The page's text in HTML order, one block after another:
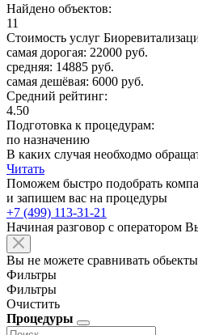
Найдено объектов:
11
Стоимость услуг
самая дорогая: 22000 руб.
средняя: 14885 руб.
самая дешёвая: 6000 руб.
Средний рейтинг:
4.50
Подготовка к процедурам:
по назначению
В каких случая необходмо
Читать
Поможем быстро подобрать
и запишем вас на процедуры
+7 (499) 113-31-21
Начиная разговор с оператором
Вы не можете сравнивать
Фильтры
Фильтры
Очистить
Процедуры